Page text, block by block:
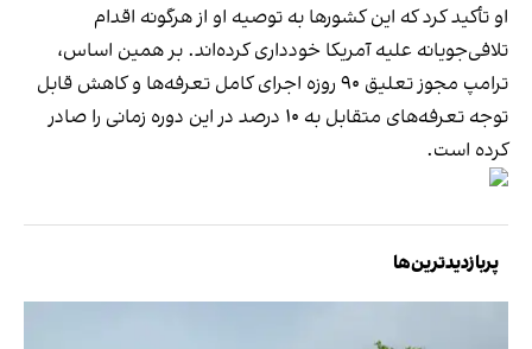
او تأکید کرد که این کشورها به توصیه او از هرگونه اقدام
تلافی‌جویانه علیه آمریکا خودداری کرده‌اند. بر همین اساس،
ترامپ مجوز تعلیق ۹۰ روزه اجرای کامل تعرفه‌ها و کاهش قابل
توجه تعرفه‌های متقابل به ۱۰ درصد در این دوره زمانی را صادر
کرده است.
پربازدیدترین‌ها